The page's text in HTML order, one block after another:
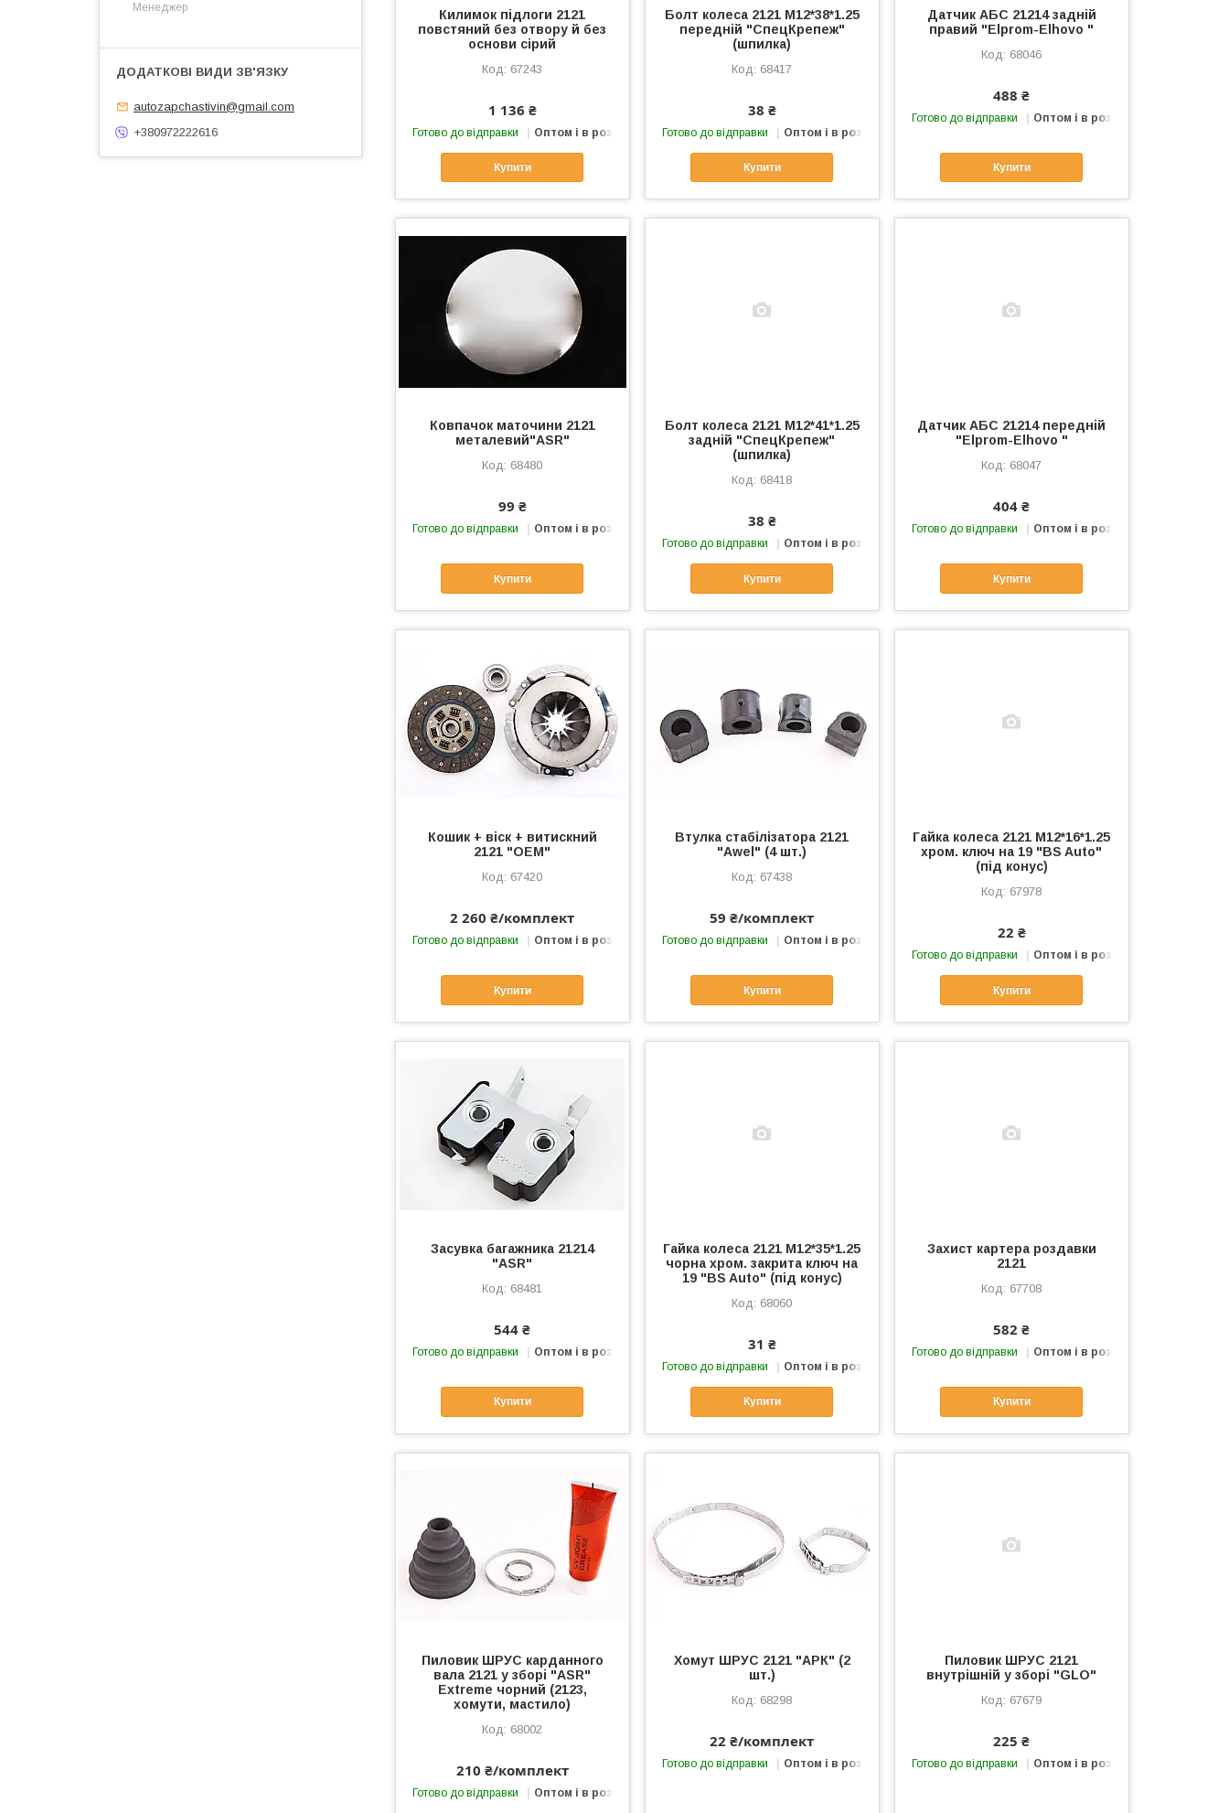
Килимок підлоги 2121
повстяний без отвору й без
основи сірий
67243
1 136 ₴
Готово до відправки Оптом і в роздріб
Купити
Болт колеса 2121 М12*38*1.25
передній "СпецКрепеж"
(шпилка)
68417
38 ₴
Готово до відправки Оптом і в роздріб
Купити
Датчик АБС 21214 задній
правий "Elprom-Elhovo "
68046
488 ₴
Готово до відправки Оптом і в роздріб
Купити
Ковпачок маточини 2121
металевий"ASR"
68480
99 ₴
Готово до відправки Оптом і в роздріб
Купити
Болт колеса 2121 М12*41*1.25
задній "СпецКрепеж"
(шпилка)
68418
38 ₴
Готово до відправки Оптом і в роздріб
Купити
Датчик АБС 21214 передній
"Elprom-Elhovo "
68047
404 ₴
Готово до відправки Оптом і в роздріб
Купити
Кошик + віск + витискний
2121 "OEM"
67420
2 260 ₴/комплект
Готово до відправки Оптом і в роздріб
Купити
Втулка стабілізатора 2121
"Awel" (4 шт.)
67438
59 ₴/комплект
Готово до відправки Оптом і в роздріб
Купити
Гайка колеса 2121 М12*16*1.25
хром. ключ на 19 "BS Auto"
(під конус)
67978
22 ₴
Готово до відправки Оптом і в роздріб
Купити
Засувка багажника 21214
"ASR"
68481
544 ₴
Готово до відправки Оптом і в роздріб
Купити
Гайка колеса 2121 М12*35*1.25
чорна хром. закрита ключ на
19 "BS Auto" (під конус)
68060
31 ₴
Готово до відправки Оптом і в роздріб
Купити
Захист картера роздавки
2121
67708
582 ₴
Готово до відправки Оптом і в роздріб
Купити
Пиловик ШРУС карданного
вала 2121 у зборі "ASR"
Extreme чорний (2123,
хомути, мастило)
68002
210 ₴/комплект
Готово до відправки Оптом і в роздріб
Хомут ШРУС 2121 "АРК" (2
шт.)
68298
22 ₴/комплект
Готово до відправки Оптом і в роздріб
Пиловик ШРУС 2121
внутрішній у зборі "GLO"
67679
225 ₴
Готово до відправки Оптом і в роздріб
Менеджер
autozapchastivin@gmail.com
+380972222616